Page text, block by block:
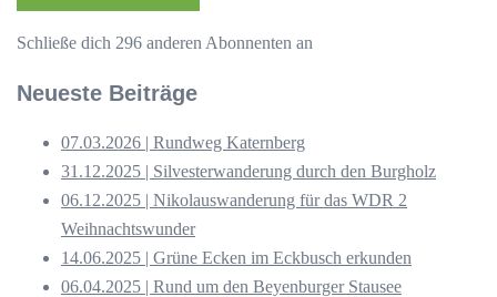
Schließe dich 296 anderen Abonnenten an
Neueste Beiträge
07.03.2026 | Rundweg Katernberg
31.12.2025 | Silvesterwanderung durch den Burgholz
06.12.2025 | Nikolauswanderung für das WDR 2
Weihnachtswunder
14.06.2025 | Grüne Ecken im Eckbusch erkunden
06.04.2025 | Rund um den Beyenburger Stausee